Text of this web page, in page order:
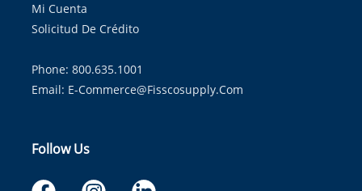
Mi Cuenta
Solicitud De Crédito
Phone: 800.635.1001
Email: E-Commerce@fisscosupply.com
Follow Us